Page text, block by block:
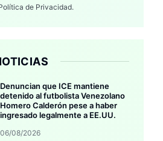
de Privacidad.
Denuncian que ICE mantiene
detenido al futbolista Venezolano
Homero Calderón pese a haber
ingresado legalmente a EE.UU.
06/08/2026